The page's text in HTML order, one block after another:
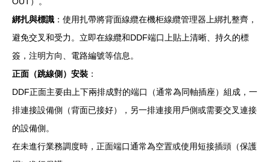
綁扎與標識 ：使用扎帶將背面線纜在機柜線纜管理器上綁扎整齊，
避免交叉和受力。立即在線纜和DDF端口上貼上清晰、持久的標
簽，注明方向、電路編號等信息。
正面（跳線側）安裝 ：
DDF正面主要由上下兩排成對的端口（通常為同軸插座）組成，一
排連接設備側（背面已接好），另一排連接用戶側或需要交叉連接
的設備側。
在未進行業務調度時，正面端口通常為空置或使用短接插頭（保護